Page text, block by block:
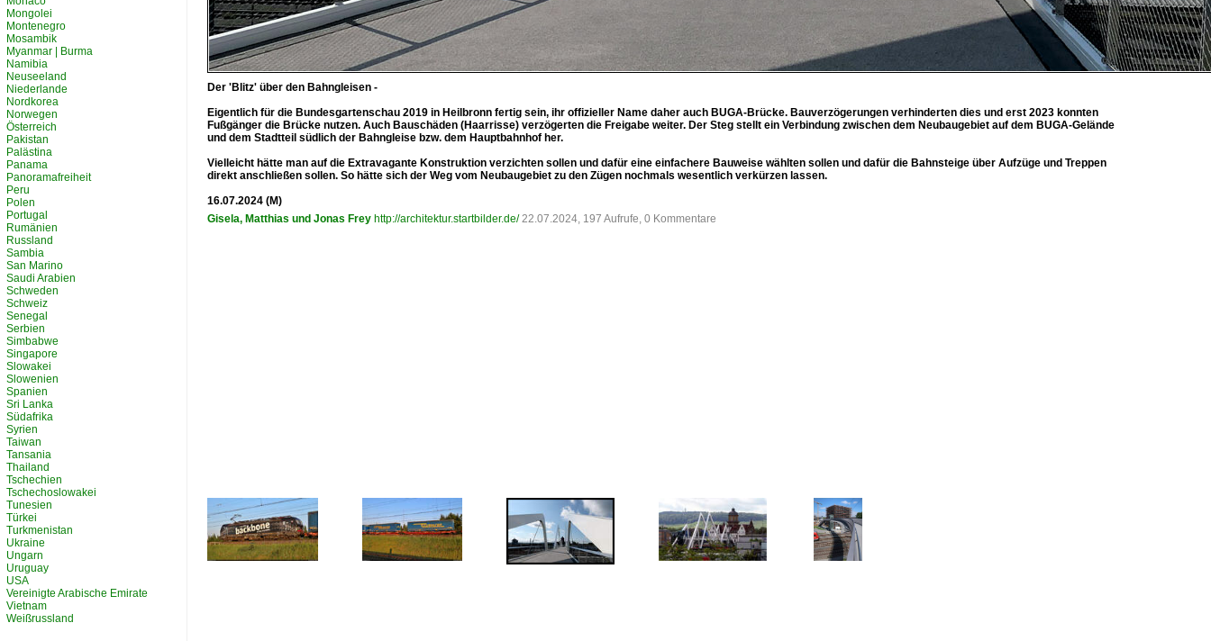
Der 'Blitz' über den Bahngleisen -
Eigentlich für die Bundesgartenschau 2019 in Heilbronn fertig sein, ihr offizieller Name daher auch BUGA-Brücke. Bauverzögerungen verhinderten dies und erst 2023 konnten
Fußgänger die Brücke nutzen. Auch Bauschäden (Haarrisse) verzögerten die Freigabe weiter. Der Steg stellt ein Verbindung zwischen dem Neubaugebiet auf dem BUGA-Gelände
und dem Stadtteil südlich der Bahngleise bzw. dem Hauptbahnhof her.
Vielleicht hätte man auf die Extravagante Konstruktion verzichten sollen und dafür eine einfachere Bauweise wählten sollen und dafür die Bahnsteige über Aufzüge und Treppen
direkt anschließen sollen. So hätte sich der Weg vom Neubaugebiet zu den Zügen nochmals wesentlich verkürzen lassen.
16.07.2024 (M)
Gisela, Matthias und Jonas Frey http://architektur.startbilder.de/ 22.07.2024, 197 Aufrufe, 0 Kommentare
Mongolei
Montenegro
Mosambik
Myanmar | Burma
Namibia
Neuseeland
Niederlande
Nordkorea
Norwegen
Österreich
Pakistan
Palästina
Panama
Panoramafreiheit
Peru
Polen
Portugal
Rumänien
Russland
Sambia
San Marino
Saudi Arabien
Schweden
Schweiz
Senegal
Serbien
Simbabwe
Singapore
Slowakei
Slowenien
Spanien
Sri Lanka
Südafrika
Syrien
Taiwan
Tansania
Thailand
Tschechien
Tschechoslowakei
Tunesien
Türkei
Turkmenistan
Ukraine
Ungarn
Uruguay
USA
Vereinigte Arabische Emirate
Vietnam
Weißrussland